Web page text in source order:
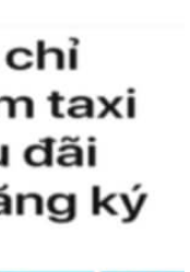
tin,... và nhiều lĩnh
được thành lập vào
trở thành nhà
thị trường chỉ sau
18%.
có tổng cộng có 7
084; 085 trong đó
11 số về 10 số.